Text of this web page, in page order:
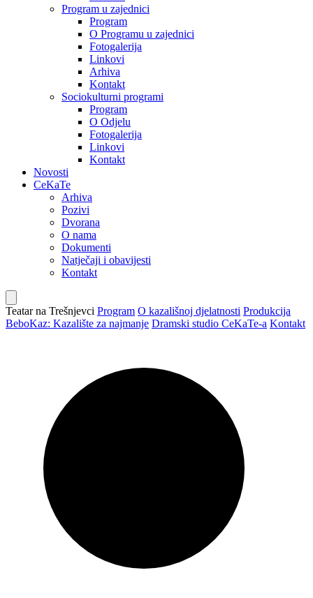
Program u zajednici
Program
O Programu u zajednici
Fotogalerija
Linkovi
Arhiva
Kontakt
Sociokulturni programi
Program
O Odjelu
Fotogalerija
Linkovi
Kontakt
Novosti
CeKaTe
Arhiva
Pozivi
Dvorana
O nama
Dokumenti
Natječaji i obavijesti
Kontakt
Teatar na Trešnjevci Program O kazališnoj djelatnosti Produkcija
BeboKaz: Kazalište za najmanje Dramski studio CeKaTe-a Kontakt